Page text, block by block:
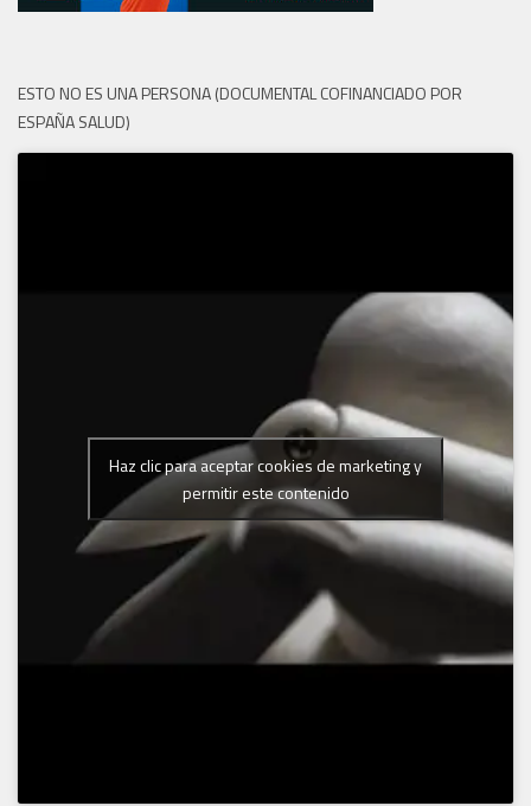
ESTO NO ES UNA PERSONA (DOCUMENTAL COFINANCIADO POR
ESPAÑA SALUD)
Haz clic para aceptar cookies de marketing y
permitir este contenido